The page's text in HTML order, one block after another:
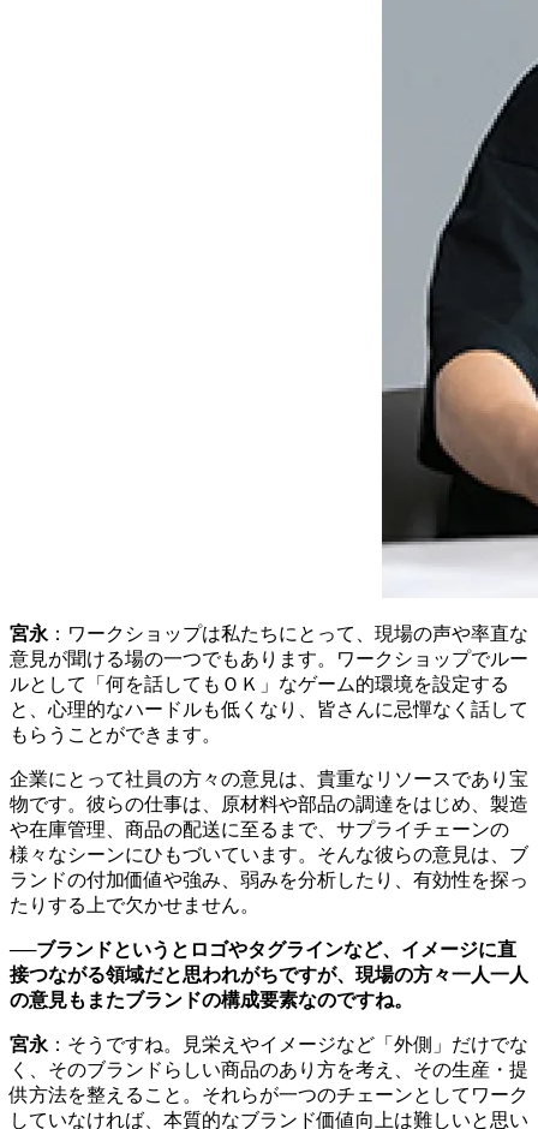
宮永 ：ワークショップは私たちにとって、現場の声や率直な
意見が聞ける場の一つでもあります。ワークショップでルー
ルとして「何を話してもＯＫ」なゲーム的環境を設定する
と、心理的なハードルも低くなり、皆さんに忌憚なく話して
もらうことができます。
企業にとって社員の方々の意見は、貴重なリソースであり宝
物です。彼らの仕事は、原材料や部品の調達をはじめ、製造
や在庫管理、商品の配送に至るまで、サプライチェーンの
様々なシーンにひもづいています。そんな彼らの意見は、ブ
ランドの付加価値や強み、弱みを分析したり、有効性を探っ
たりする上で欠かせません。
──ブランドというとロゴやタグラインなど、イメージに直
接つながる領域だと思われがちですが、現場の方々一人一人
の意見もまたブランドの構成要素なのですね。
宮永 ：そうですね。見栄えやイメージなど「外側」だけでな
く、そのブランドらしい商品のあり方を考え、その生産・提
供方法を整えること。それらが一つのチェーンとしてワーク
していなければ、本質的なブランド価値向上は難しいと思い